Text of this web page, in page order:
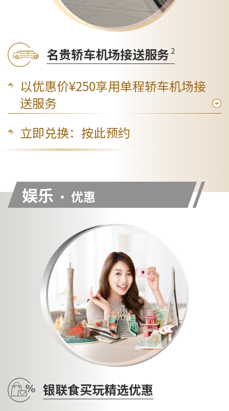
名贵轿车机场接送服务 2
以优惠价¥250享用单程轿车机场接
送服务
立即兑换： 按此预约
娱乐 • 优惠
银联食买玩精选优惠